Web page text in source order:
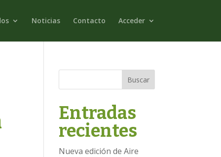
Noticias Contacto Acceder
Buscar
Entradas
recientes
Nueva edición de Aire